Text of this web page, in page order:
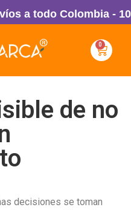
a todo Colombia -
0
de no
decisiones se toman